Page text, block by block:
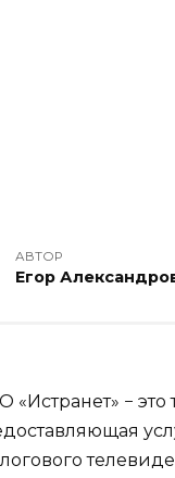
АВТОР
Егор
«Истранет» −